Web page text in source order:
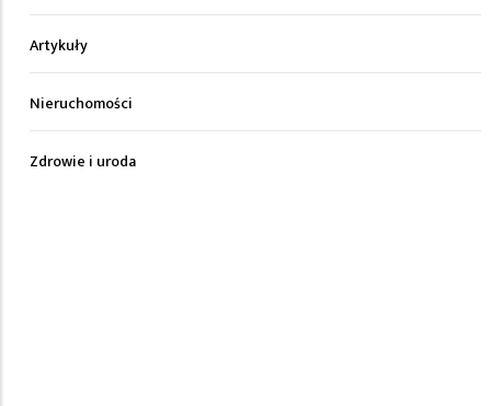
Artykuły
Nieruchomości
Zdrowie i uroda